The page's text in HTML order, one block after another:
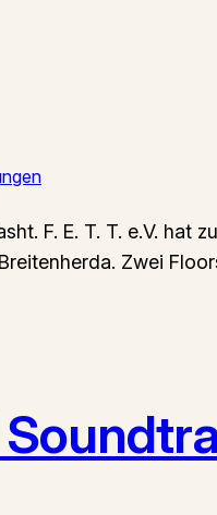
F. E. T. T. e.V.
Zwei